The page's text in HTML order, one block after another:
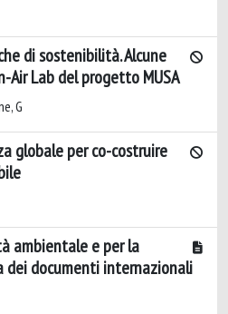
di sostenibilità. Alcune
Air Lab del progetto MUSA
G
globale per co-costruire
ambientale e per la
dei documenti internazionali